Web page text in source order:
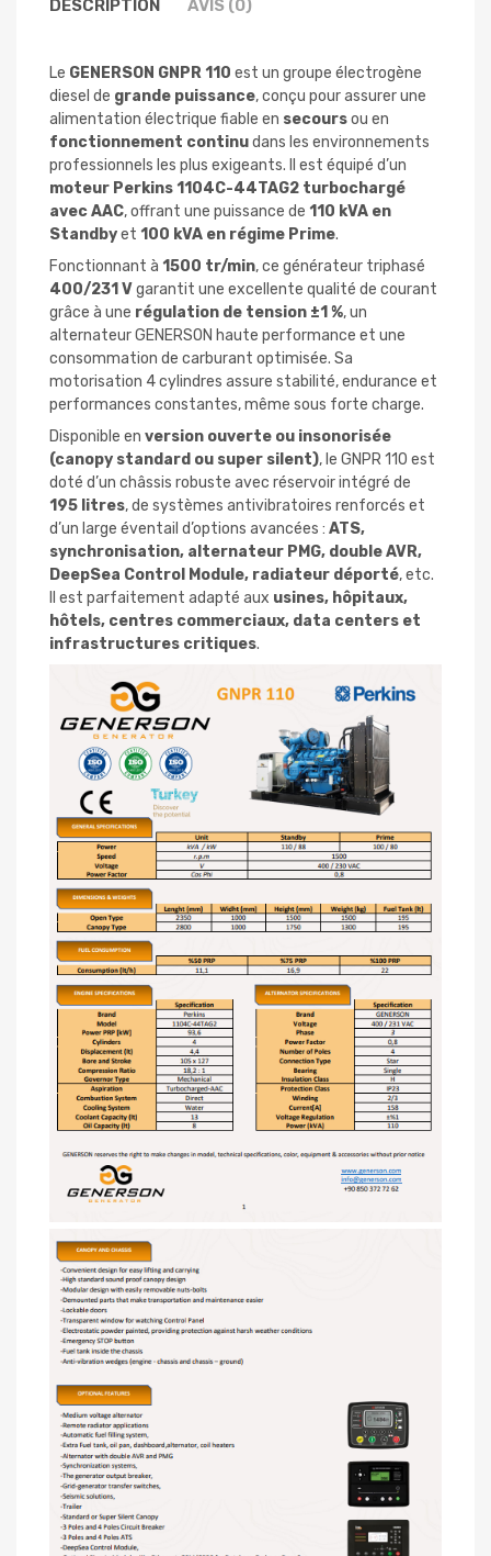
DESCRIPTION AVIS (0)
Le GENERSON GNPR 110 est un groupe électrogène
diesel de grande puissance, conçu pour assurer une
alimentation électrique fiable en secoursou en
fonctionnement continudans les environnements
professionnels les plus exigeants. Il est équipé d’un
moteur Perkins 1104C-44TAG2 turbochargé
avec AAC, offrant une puissance de 110 kVA en
Standbyet 100 kVA en régime Prime.
Fonctionnant à 1500 tr/min, ce générateur triphasé
400/231 Vgarantit une excellente qualité de courant
grâce à une régulation de tension ±1 %, un
alternateur GENERSON haute performance et une
consommation de carburant optimisée. Sa
motorisation 4 cylindres assure stabilité, endurance et
performances constantes, même sous forte charge.
Disponible en version ouverte ou insonorisée
(canopy standard ou super silent), le GNPR 110 est
doté d’un châssis robuste avec réservoir intégré de
195 litres, de systèmes antivibratoires renforcés et
d’un large éventail d’options avancées : ATS,
synchronisation, alternateur PMG, double AVR,
DeepSea Control Module, radiateur déporté, etc.
Il est parfaitement adapté aux usines, hôpitaux,
hôtels, centres commerciaux, data centers et
infrastructures critiques.